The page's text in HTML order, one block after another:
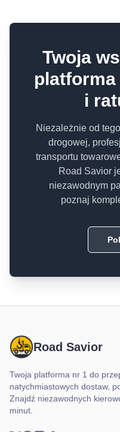
Twoja
i
Niezależnie od
drogowej,
transportu
Road Savior
niezawodnym
poznaj
Road Savior
Twoja platforma nr 1 do
natychmiastowych dostaw,
Znajdź niezawodnych
minut.